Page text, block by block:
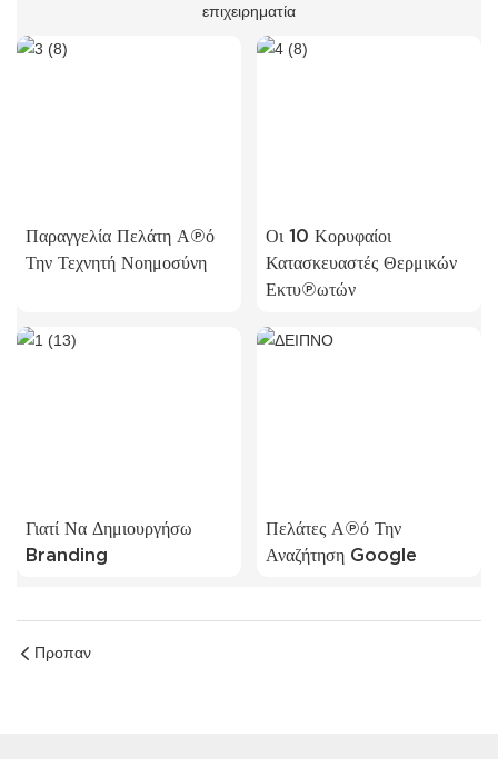
επιχειρηματία
Παραγγελία Πελάτη Από
Την Τεχνητή Νοημοσύνη
Οι 10 Κορυφαίοι
Κατασκευαστές Θερμικών
Εκτυπωτών
Γιατί Να Δημιουργήσω
Branding
Πελάτες Από Την
Αναζήτηση Google
Προπαν